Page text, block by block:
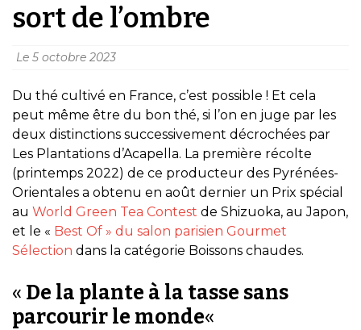
sort de l’ombre
Le 5 octobre 2023
Du thé cultivé en France, c’est possible ! Et cela
peut même être du bon thé, si l’on en juge par les
deux distinctions successivement décrochées par
Les Plantations d’Acapella. La première récolte
(printemps 2022) de ce producteur des Pyrénées-
Orientales a obtenu en août dernier un Prix spécial
au World Green Tea Contest de Shizuoka, au Japon,
et le « Best Of » du salon parisien Gourmet
Sélection dans la catégorie Boissons chaudes.
« De la plante à la tasse sans
parcourir le monde«